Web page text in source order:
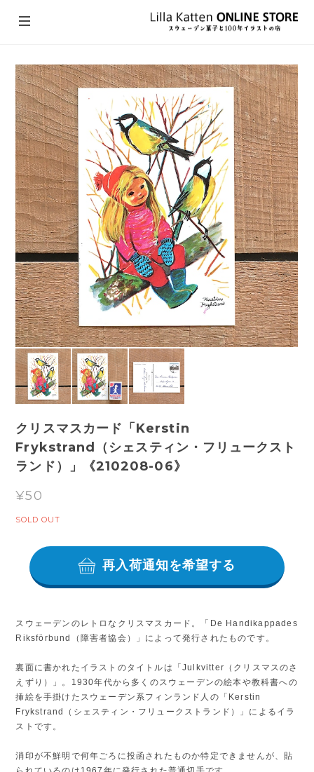
クリスマスカード「Kerstin
Frykstrand（シェスティン・フリュークスト
ランド）」《210208-06》
¥50
SOLD OUT
再入荷通知を希望する
スウェーデンのレトロなクリスマスカード。「De Handikappades
Riksförbund（障害者協会）」によって発行されたものです。
裏面に書かれたイラストのタイトルは「Julkvitter（クリスマスのさ
えずり）」。1930年代から多くのスウェーデンの絵本や教科書への
挿絵を手掛けたスウェーデン系フィンランド人の「Kerstin
Frykstrand（シェスティン・フリュークストランド）」によるイラ
ストです。
消印が不鮮明で何年ごろに投函されたものか特定できませんが、貼